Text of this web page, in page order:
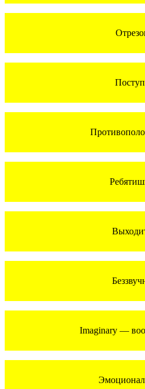
Imaginary —